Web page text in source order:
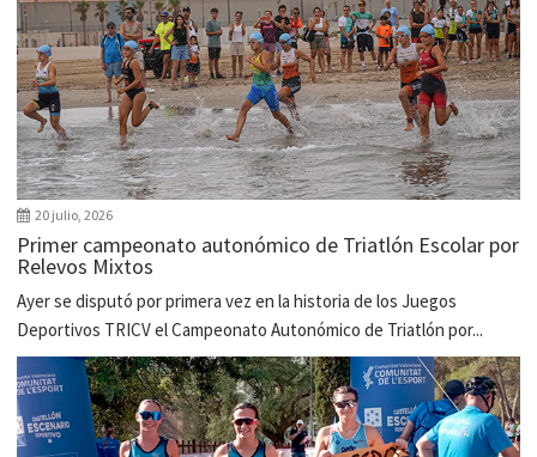
20 julio, 2026
Primer campeonato autonómico de Triatlón Escolar por
Relevos Mixtos
Ayer se disputó por primera vez en la historia de los Juegos
Deportivos TRICV el Campeonato Autonómico de Triatlón por...